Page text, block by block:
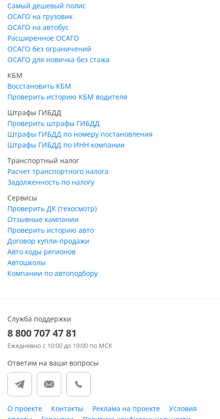
Самый дешевый полис
ОСАГО на грузовик
ОСАГО на автобус
Расширенное ОСАГО
ОСАГО без ограничений
ОСАГО для новичка без стажа
КБМ
Восстановить КБМ
Проверить историю КБМ водителя
Штрафы ГИБДД
Проверить штрафы ГИБДД
Штрафы ГИБДД по номеру постановления
Штрафы ГИБДД по ИНН компании
Транспортный налог
Расчет транспортного налога
Задолженность по налогу
Сервисы
Проверить ДК (техосмотр)
Отзывные кампании
Проверить историю авто
Договор купли-продажи
Авто коды регионов
Автошколы
Компании по автоподбору
Служба поддержки
8 800 707 47 81
Ежедневно с 10:00 до 19:00 по МСК
Ответим на ваши вопросы
О проекте Контакты Реклама на проекте
Условия